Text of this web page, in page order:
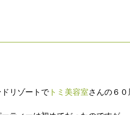
リゾートでトミ美容室さんの６